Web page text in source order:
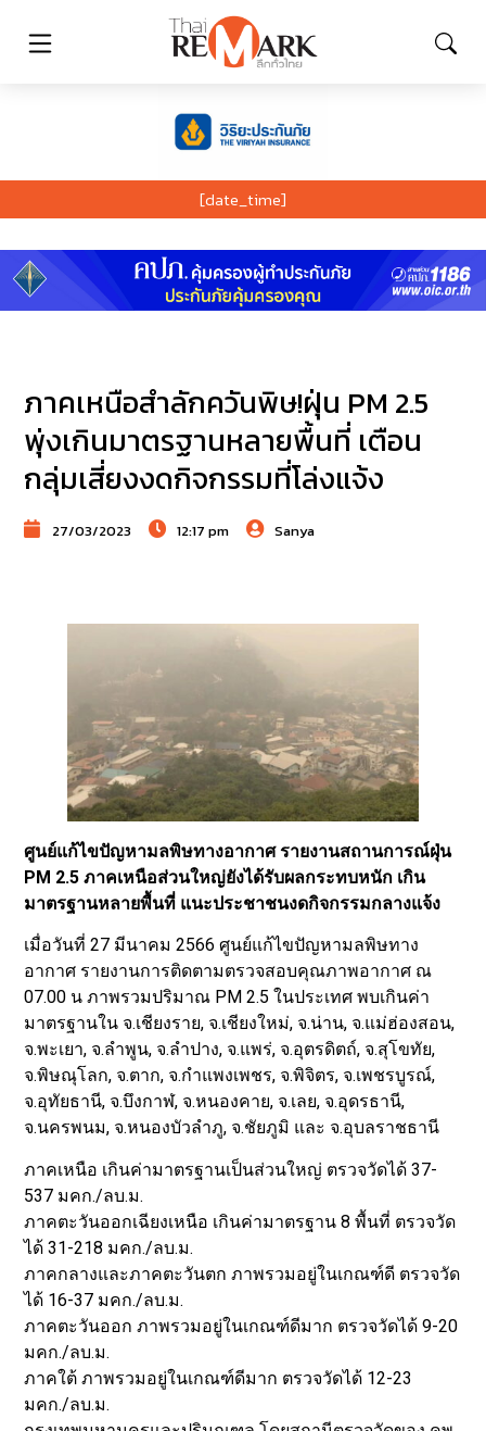
[date_time]
ภาคเหนือสำลักควันพิษ!ฝุ่น PM 2.5
พุ่งเกินมาตรฐานหลายพื้นที่ เตือน
กลุ่มเสี่ยงงดกิจกรรมที่โล่งแจ้ง
27/03/2023 12:17 pm Sanya
ศูนย์แก้ไขปัญหามลพิษทางอากาศ รายงานสถานการณ์ฝุ่น
PM 2.5 ภาคเหนือส่วนใหญ่ยังได้รับผลกระทบหนัก เกิน
มาตรฐานหลายพื้นที่ แนะประชาชนงดกิจกรรมกลางแจ้ง
เมื่อวันที่ 27 มีนาคม 2566 ศูนย์แก้ไขปัญหามลพิษทาง
อากาศ รายงานการติดตามตรวจสอบคุณภาพอากาศ ณ
07.00 น ภาพรวมปริมาณ PM 2.5 ในประเทศ พบเกินค่า
มาตรฐานใน จ.เชียงราย, จ.เชียงใหม่, จ.น่าน, จ.แม่ฮ่องสอน,
จ.พะเยา, จ.ลำพูน, จ.ลำปาง, จ.แพร่, จ.อุตรดิตถ์, จ.สุโขทัย,
จ.พิษณุโลก, จ.ตาก, จ.กำแพงเพชร, จ.พิจิตร, จ.เพชรบูรณ์,
จ.อุทัยธานี, จ.บึงกาฬ, จ.หนองคาย, จ.เลย, จ.อุดรธานี,
จ.นครพนม, จ.หนองบัวลำภู, จ.ชัยภูมิ และ จ.อุบลราชธานี
ภาคเหนือ เกินค่ามาตรฐานเป็นส่วนใหญ่ ตรวจวัดได้ 37-
537 มคก./ลบ.ม.
ภาคตะวันออกเฉียงเหนือ เกินค่ามาตรฐาน 8 พื้นที่ ตรวจวัด
ได้ 31-218 มคก./ลบ.ม.
ภาคกลางและภาคตะวันตก ภาพรวมอยู่ในเกณฑ์ดี ตรวจวัด
ได้ 16-37 มคก./ลบ.ม.
ภาคตะวันออก ภาพรวมอยู่ในเกณฑ์ดีมาก ตรวจวัดได้ 9-20
มคก./ลบ.ม.
ภาคใต้ ภาพรวมอยู่ในเกณฑ์ดีมาก ตรวจวัดได้ 12-23
มคก./ลบ.ม.